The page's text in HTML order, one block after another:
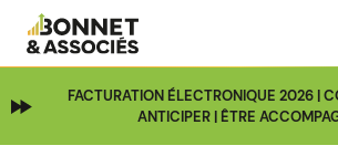
FACTURATION ÉLECTRONIQUE 2026 |
ANTICIPER | ÊTRE